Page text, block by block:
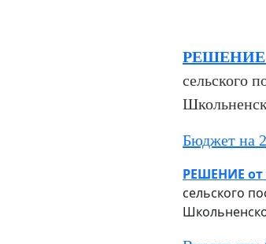
РЕШЕНИЕ
сельского
Бюджет на
РЕШЕНИЕ от
сельского